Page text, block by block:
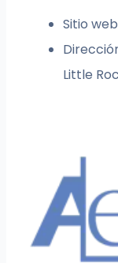
Sitio
Little